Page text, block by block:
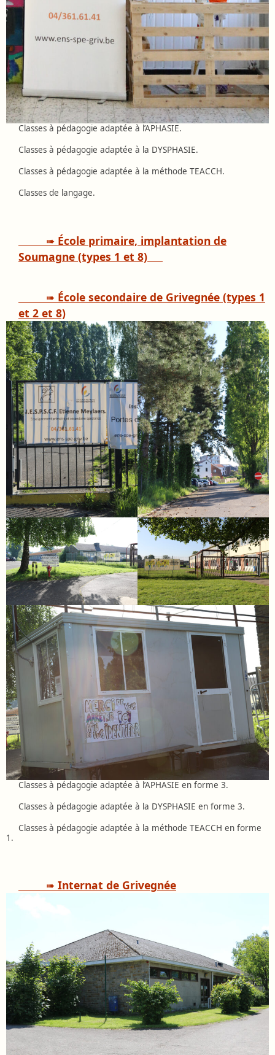
Classes à pédagogie adaptée à l’APHASIE.
Classes à pédagogie adaptée à la DYSPHASIE.
Classes à pédagogie adaptée à la méthode TEACCH.
Classes de langage.
➠ École primaire, implantation de
Soumagne (types 1 et 8)
➠ École secondaire de Grivegnée (types 1
et 2 et 8)
Classes à pédagogie adaptée à l’APHASIE en forme 3.
Classes à pédagogie adaptée à la DYSPHASIE en forme 3.
Classes à pédagogie adaptée à la méthode TEACCH en forme
1.
➠ Internat de Grivegnée